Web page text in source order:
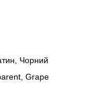
Чорний
Grape